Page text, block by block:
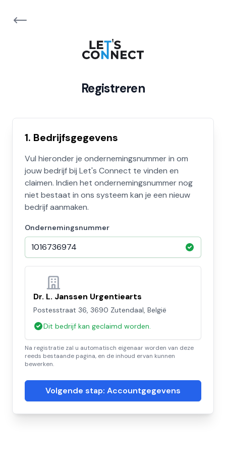
Registreren
1. Bedrijfsgegevens
Vul hieronder je ondernemingsnummer in om
jouw bedrijf bij Let's Connect te vinden en
claimen. Indien het ondernemingsnummer nog
niet bestaat in ons systeem kan je een nieuw
bedrijf aanmaken.
Ondernemingsnummer
Dr. L. Janssen Urgentiearts
Postesstraat 36, 3690 Zutendaal, België
Dit bedrijf kan geclaimd worden.
Na registratie zal u automatisch eigenaar worden van deze
reeds bestaande pagina, en de inhoud ervan kunnen
bewerken.
Volgende stap: Accountgegevens